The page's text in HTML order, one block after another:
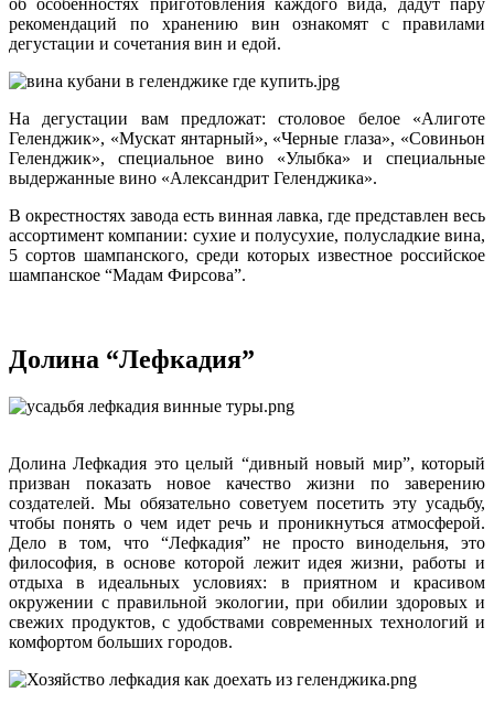
об особенностях приготовления каждого вида, дадут пару
рекомендаций по хранению вин ознакомят с правилами
дегустации и сочетания вин и едой.
На дегустации вам предложат: столовое белое «Алиготе
Геленджик», «Мускат янтарный», «Черные глаза», «Совиньон
Геленджик», специальное вино «Улыбка» и специальные
выдержанные вино «Александрит Геленджика».
В окрестностях завода есть винная лавка, где представлен весь
ассортимент компании: сухие и полусухие, полусладкие вина,
5 сортов шампанского, среди которых известное российское
шампанское “Мадам Фирсова”.
Долина “Лефкадия”
Долина Лефкадия это целый “дивный новый мир”, который
призван показать новое качество жизни по заверению
создателей. Мы обязательно советуем посетить эту усадьбу,
чтобы понять о чем идет речь и проникнуться атмосферой.
Дело в том, что “Лефкадия” не просто винодельня, это
философия, в основе которой лежит идея жизни, работы и
отдыха в идеальных условиях: в приятном и красивом
окружении с правильной экологии, при обилии здоровых и
свежих продуктов, с удобствами современных технологий и
комфортом больших городов.